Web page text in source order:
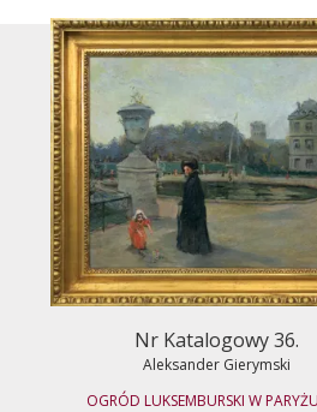
Nr Katalogowy 36.
Aleksander Gierymski
OGRÓD LUKSEMBURSKI W